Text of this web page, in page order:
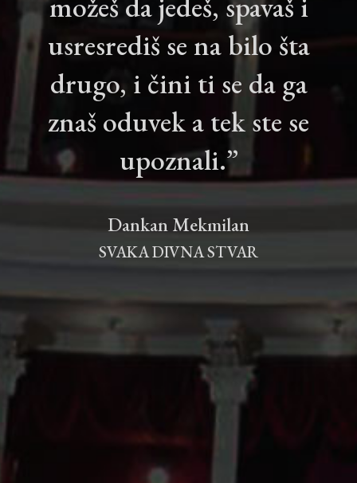
usresrediš se na bilo šta
drugo, i čini ti se da ga
znaš oduvek a tek ste se
upoznali.”
Dankan Mekmilan
SVAKA DIVNA STVAR